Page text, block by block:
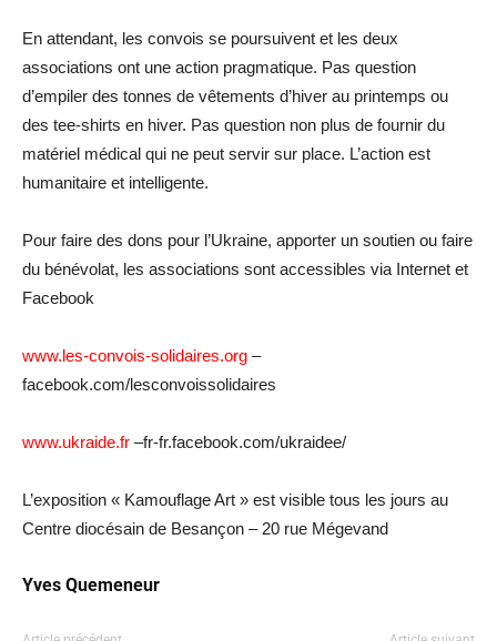
En attendant, les convois se poursuivent et les deux
associations ont une action pragmatique. Pas question
d’empiler des tonnes de vêtements d’hiver au printemps ou
des tee-shirts en hiver. Pas question non plus de fournir du
matériel médical qui ne peut servir sur place. L’action est
humanitaire et intelligente.
Pour faire des dons pour l’Ukraine, apporter un soutien ou faire
du bénévolat, les associations sont accessibles via Internet et
Facebook
www.les-convois-solidaires.org –
facebook.com/lesconvoissolidaires
www.ukraide.fr –fr-fr.facebook.com/ukraidee/
L’exposition « Kamouflage Art » est visible tous les jours au
Centre diocésain de Besançon – 20 rue Mégevand
Yves Quemeneur